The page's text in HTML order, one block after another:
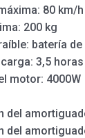
80 km/h
200 kg
batería de
3,5 horas
motor: 4000W
del
del